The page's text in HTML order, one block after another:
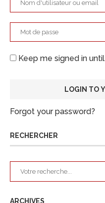
Keep me signed in
Forgot your password?
RECHERCHER
ARCHIVES